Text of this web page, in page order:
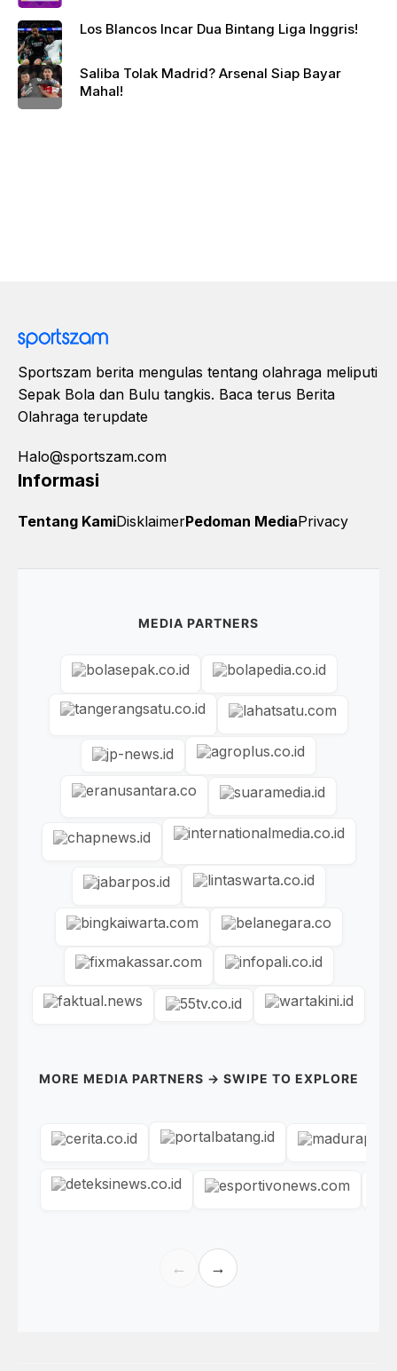
Los Blancos Incar Dua Bintang Liga Inggris!
Saliba Tolak Madrid? Arsenal Siap Bayar
Mahal!
Sportszam berita mengulas tentang olahraga meliputi
Sepak Bola dan Bulu tangkis. Baca terus Berita
Olahraga terupdate
Halo@sportszam.com
Informasi
Tentang KamiDisklaimerPedoman MediaPrivacy
MEDIA PARTNERS
MORE MEDIA PARTNERS → SWIPE TO EXPLORE
← →